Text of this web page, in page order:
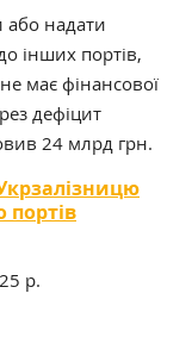
надати
інших портів,
має фінансової
дефіцит
24 млрд грн.​
портів
р.